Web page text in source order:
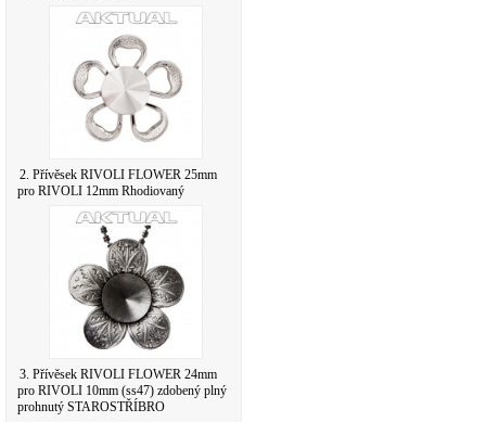
2. Přívěsek RIVOLI FLOWER 25mm
pro RIVOLI 12mm Rhodiovaný
3. Přívěsek RIVOLI FLOWER 24mm
pro RIVOLI 10mm (ss47) zdobený plný
prohnutý STAROSTŘÍBRO